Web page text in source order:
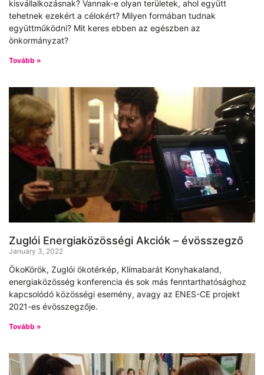
kisvállalkozásnak? Vannak-e olyan területek, ahol együtt
tehetnek ezekért a célokért? Milyen formában tudnak
együttműködni? Mit keres ebben az egészben az
önkormányzat?
Tovább »
Zuglói Energiaközösségi Akciók – évösszegző
January 3, 2022
ÖkoKörök, Zuglói ökotérkép, Klímabarát Konyhakaland,
energiaközösség konferencia és sok más fenntarthatósághoz
kapcsolódó közösségi esemény, avagy az ENES-CE projekt
2021-es évösszegzője.
Tovább »